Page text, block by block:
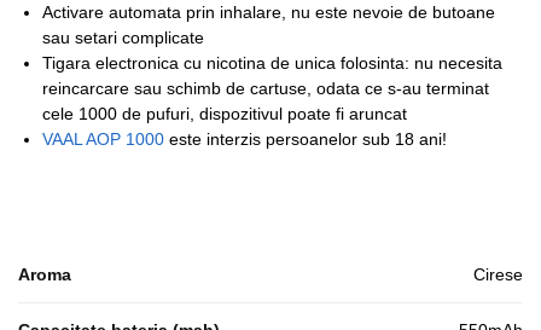
Activare automata prin inhalare, nu este nevoie de butoane
sau setari complicate
Tigara electronica cu nicotina de unica folosinta: nu necesita
reincarcare sau schimb de cartuse, odata ce s-au terminat
cele 1000 de pufuri, dispozitivul poate fi aruncat
VAAL AOP 1000 este interzis persoanelor sub 18 ani!
Aroma Cirese